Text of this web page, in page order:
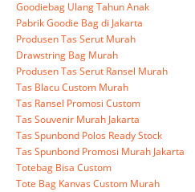
Goodiebag Ulang Tahun Anak
Pabrik Goodie Bag di Jakarta
Produsen Tas Serut Murah
Drawstring Bag Murah
Produsen Tas Serut Ransel Murah
Tas Blacu Custom Murah
Tas Ransel Promosi Custom
Tas Souvenir Murah Jakarta
Tas Spunbond Polos Ready Stock
Tas Spunbond Promosi Murah Jakarta
Totebag Bisa Custom
Tote Bag Kanvas Custom Murah